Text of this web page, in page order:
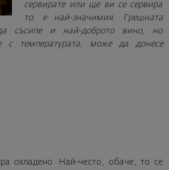
сервирате или ще ви се сервира
то, е най-значимия. Грешната
съсипе и най-доброто вино, но
с температурата, може да донесе
охладено. Най-често, обаче, то се